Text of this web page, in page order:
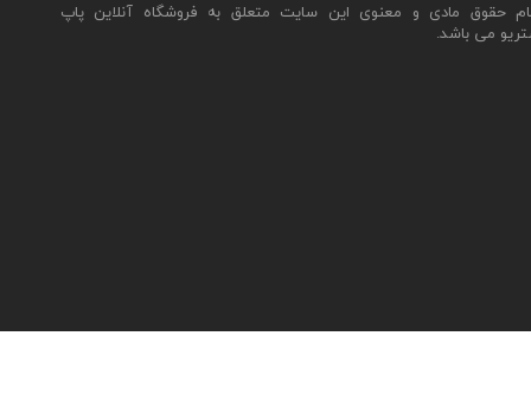
حقوق مادی و معنوی این سایت متعلق به فروشگاه آنلاین پاپ
می باشد.